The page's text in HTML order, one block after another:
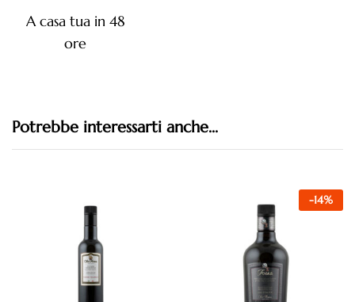
A casa tua in 48
ore
Potrebbe interessarti anche...
-14%